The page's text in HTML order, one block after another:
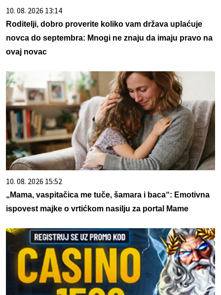
10. 08. 2026 13:14
Roditelji, dobro proverite koliko vam država uplaćuje
novca do septembra: Mnogi ne znaju da imaju pravo na
ovaj novac
10. 08. 2026 15:52
„Mama, vaspitačica me tuče, šamara i baca“: Emotivna
ispovest majke o vrtićkom nasilju za portal Mame